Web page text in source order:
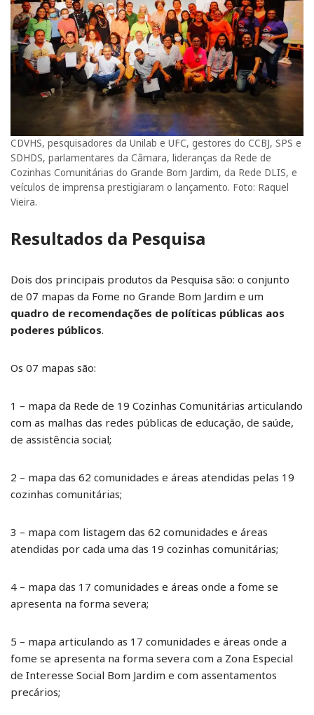
CDVHS, pesquisadores da Unilab e UFC, gestores do CCBJ, SPS e
SDHDS, parlamentares da Câmara, lideranças da Rede de
Cozinhas Comunitárias do Grande Bom Jardim, da Rede DLIS, e
veículos de imprensa prestigiaram o lançamento. Foto: Raquel
Vieira.
Resultados da Pesquisa
Dois dos principais produtos da Pesquisa são: o conjunto
de 07 mapas da Fome no Grande Bom Jardim e um
quadro de recomendações de políticas públicas aos
poderes públicos.
Os 07 mapas são:
1 – mapa da Rede de 19 Cozinhas Comunitárias articulando
com as malhas das redes públicas de educação, de saúde,
de assistência social;
2 – mapa das 62 comunidades e áreas atendidas pelas 19
cozinhas comunitárias;
3 – mapa com listagem das 62 comunidades e áreas
atendidas por cada uma das 19 cozinhas comunitárias;
4 – mapa das 17 comunidades e áreas onde a fome se
apresenta na forma severa;
5 – mapa articulando as 17 comunidades e áreas onde a
fome se apresenta na forma severa com a Zona Especial
de Interesse Social Bom Jardim e com assentamentos
precários;